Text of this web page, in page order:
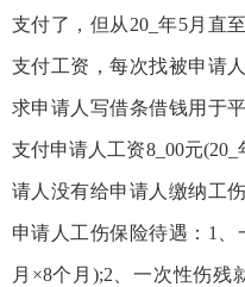
支付了，但从20_年5月直
支付工资，每次找被申请
求申请人写借条借钱用于
支付申请人工资8_00元
请人没有给申请人缴纳工
申请人工伤保险待遇：1、
月×8个月);2、一次性伤残